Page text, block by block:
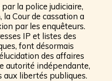
la police judiciaire,
Cour de cassation a
par les enquêteurs.
IP et listes des
font désormais
des affaires
autorité indépendante,
aux libertés publiques.